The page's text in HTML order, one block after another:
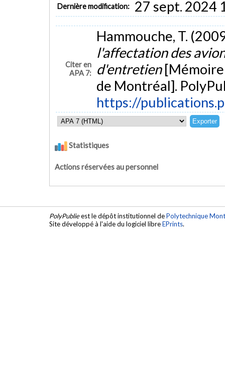
Dernière modification: 27 sept. 2024
Citer en
APA 7:
Hammouche, T.
l'affectation des
d'entretien
de Montréal].
https://
Statistiques
Actions réservées au personnel
PolyPublieest le dépôt institutionnel dePolytechnique
Site développé à l'aide du logiciel libreEPrints.